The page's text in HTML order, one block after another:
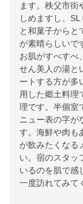
ます。秩父市街
しめますし、
と和菓子からと
が素晴らしいで
お肌がすべすべ
せん美人の湯と
ートする方が多
用した郷土料理
理です。半個室
ニュー表の字が
す。海鮮や肉も
が飲みたくなる
い。宿のスタッ
いるのを肌で感
一度訪れてみて